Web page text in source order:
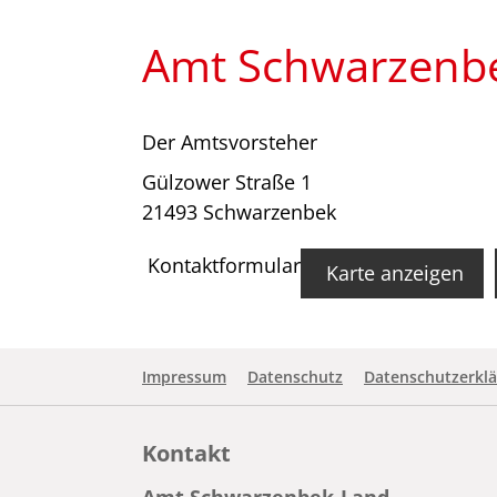
Amt
Der Amtsvorsteher
Gülzower Straße 1
21493 Schwarzenbek
Kontaktformular Karte anzeigen
Impressum Datenschutz
Kontakt